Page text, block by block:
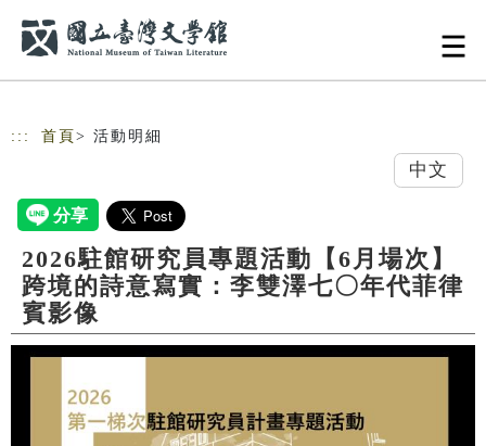
::: 首頁 > 活動明細
中文
2026駐館研究員專題活動【6月場次】
跨境的詩意寫實：李雙澤七〇年代菲律
賓影像